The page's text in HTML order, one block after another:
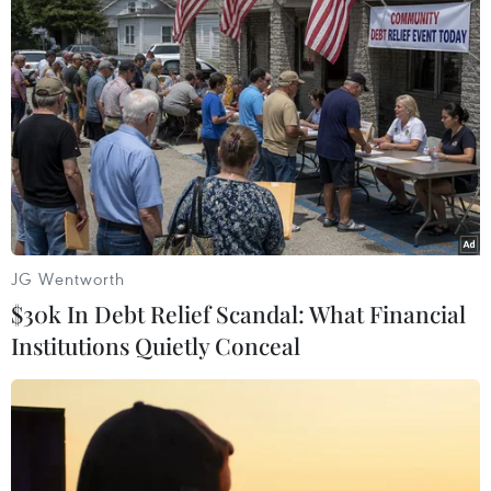
Dắt chó đi dạo không đúng
quy định, bị phạt đến 2
triệu đồng?
08/08/2026 04:16
Thổ Nhĩ Kỳ tăng cường
truy quét IS, bắt giữ hơn
100 nghi phạm
07/08/2026 14:55
Tây Ban Nha triệt phá
đường dây buôn người
JG Wentworth
$30k In Debt Relief Scandal: What Financial
Institutions Quietly Conceal